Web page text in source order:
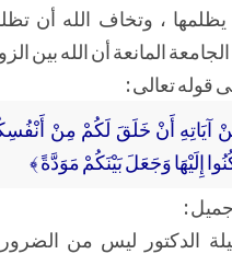
يظلمها ، وتخاف الله أن
المانعة أن الله بين
قوله تعالى :
آيَاتِهِ أَنْ خَلَقَ لَكُمْ مِنْ
إِلَيْهَا وَجَعَلَ بَيْنَكُمْ مَوَدَّةً ﴾
جميل :
الدكتور ليس من